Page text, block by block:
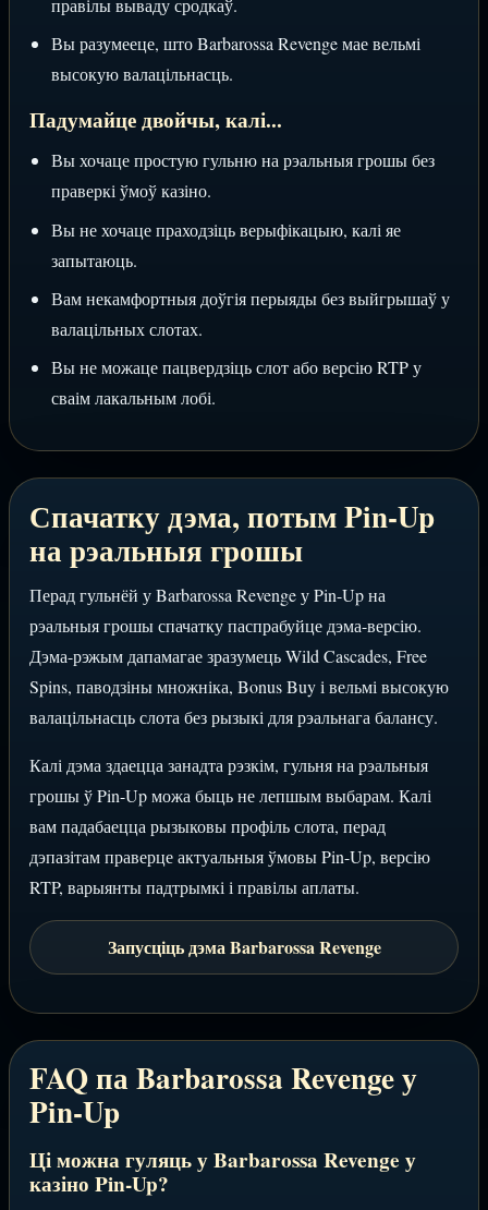
Вы разумееце, што Barbarossa Revenge мае вельмі
высокую валацільнасць.
Падумайце двойчы, калі...
Вы хочаце простую гульню на рэальныя грошы без
праверкі ўмоў казіно.
Вы не хочаце праходзіць верыфікацыю, калі яе
запытаюць.
Вам некамфортныя доўгія перыяды без выйгрышаў у
валацільных слотах.
Вы не можаце пацвердзіць слот або версію RTP у
сваім лакальным лобі.
Спачатку дэма, потым Pin-Up
на рэальныя грошы
Перад гульнёй у Barbarossa Revenge у Pin-Up на
рэальныя грошы спачатку паспрабуйце дэма-версію.
Дэма-рэжым дапамагае зразумець Wild Cascades, Free
Spins, паводзіны множніка, Bonus Buy і вельмі высокую
валацільнасць слота без рызыкі для рэальнага балансу.
Калі дэма здаецца занадта рэзкім, гульня на рэальныя
грошы ў Pin-Up можа быць не лепшым выбарам. Калі
вам падабаецца рызыковы профіль слота, перад
дэпазітам праверце актуальныя ўмовы Pin-Up, версію
RTP, варыянты падтрымкі і правілы аплаты.
Запусціць дэма Barbarossa Revenge
FAQ па Barbarossa Revenge у
Pin-Up
Ці можна гуляць у Barbarossa Revenge у
казіно Pin-Up?